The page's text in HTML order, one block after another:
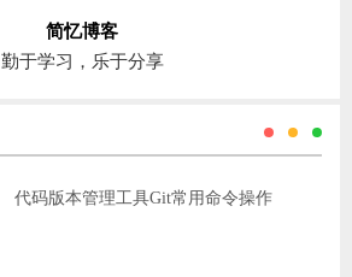
简忆博客
勤于学习，乐于分享
代码版本管理工具Git常用命令操作